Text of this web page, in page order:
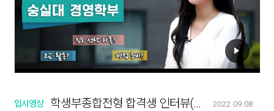
입시영상 학생부종합전형 합격생 인터뷰(경영학부) 2022.09.08